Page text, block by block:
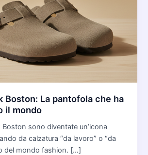
Boston: La pantofola che ha
il mondo
Boston sono diventate un’icona
da calzatura “da lavoro” o “da
del mondo fashion. […]